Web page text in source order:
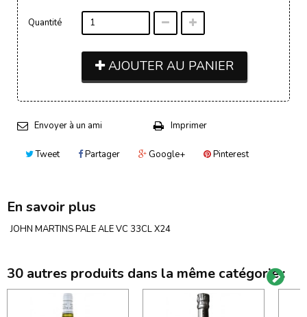
Quantité
AJOUTER AU PANIER
Envoyer à un ami Imprimer
Tweet Partager Google+ Pinterest
En savoir plus
JOHN MARTINS PALE ALE VC 33CL X24
30 autres produits dans la même catégorie :